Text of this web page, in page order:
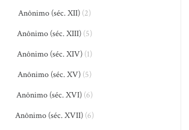
Anônimo (séc. XII)(2)
Anônimo (séc. XIII)(5)
Anônimo (séc. XIV)(1)
Anônimo (séc. XV)(5)
Anônimo (séc. XVI)(6)
Anônimo (séc. XVII)(6)